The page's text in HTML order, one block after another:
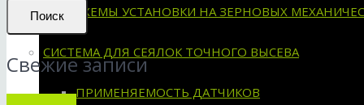
СХЕМЫ УСТАНОВКИ НА ЗЕРНОВЫХ
СИСТЕМА ДЛЯ СЕЯЛОК ТОЧНОГО ВЫСЕВА
ПРИМЕНЯЕМОСТЬ ДАТЧИКОВ
Поиск
Свежие записи